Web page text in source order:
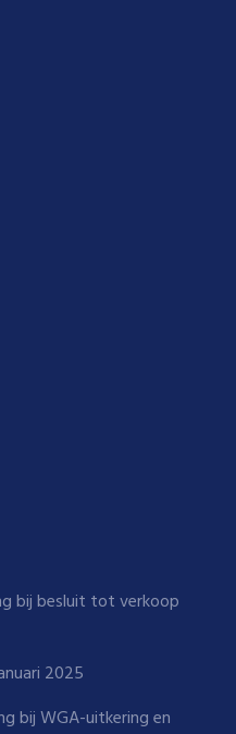
bij besluit tot verkoop
2025
bij WGA-uitkering en